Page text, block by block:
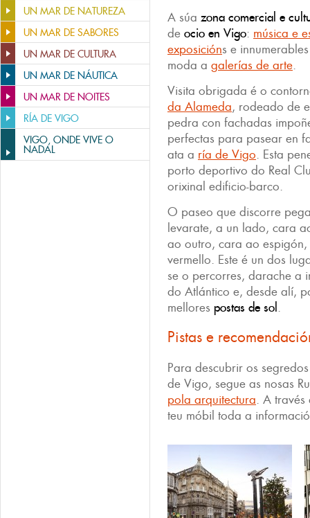
UN MAR DE NATUREZA
UN MAR DE SABORES
UN MAR DE CULTURA
UN MAR DE NÁUTICA
UN MAR DE NOITES
RÍA DE VIGO
VIGO, ONDE VIVE O
NADAL
A súa zona comercial e
de ocio en Vigo: música e
exposicións e
moda a galerías de arte.
Visita obrigada é o
da Alameda, rodeado de
pedra con fachadas
perfectas para pasear en
ata a ría de Vigo. Esta
porto deportivo do Real
orixinal edificio-barco.
O paseo que discorre
levarate, a un lado, cara
ao outro, cara ao
vermello. Este é un dos
se o percorres, darache a
do Atlántico e, desde alí,
mellores postas de sol .
Pistas e
Para descubrir os
de Vigo, segue as nosas
pola arquitectura. A través
teu móbil toda a